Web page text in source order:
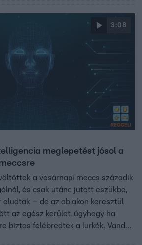
3:08
meglepetést jósol a
a vasárnapi meccs századik
és csak utána jutott eszükbe,
aludtak – de az ablakon keresztül
az egész kerület, úgyhogy ha
biztos felébredtek a lurkók. Vanda